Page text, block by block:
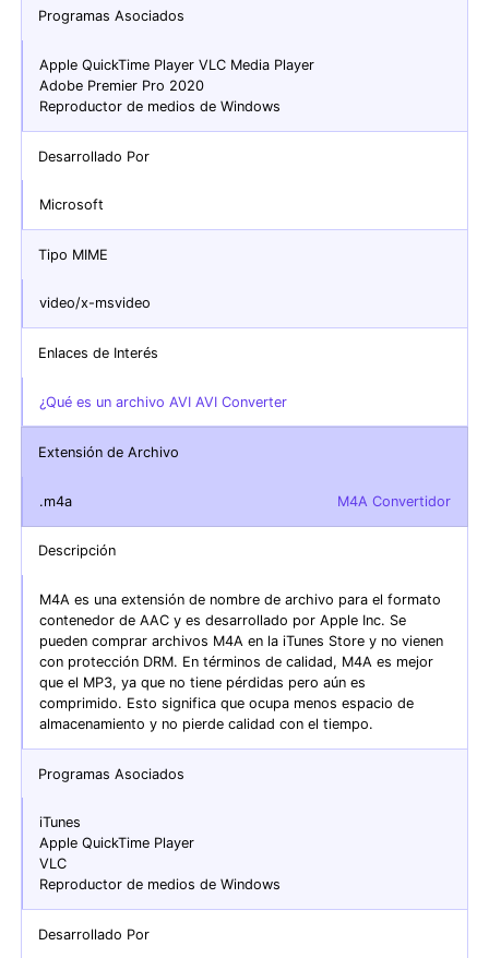
Programas Asociados
Apple QuickTime Player VLC Media Player
Adobe Premier Pro 2020
Reproductor de medios de Windows
Desarrollado Por
Microsoft
Tipo MIME
video/x-msvideo
Enlaces de Interés
¿Qué es un archivo AVI AVI Converter
Extensión de Archivo
.m4a M4A Convertidor
Descripción
M4A es una extensión de nombre de archivo para el formato
contenedor de AAC y es desarrollado por Apple Inc. Se
pueden comprar archivos M4A en la iTunes Store y no vienen
con protección DRM. En términos de calidad, M4A es mejor
que el MP3, ya que no tiene pérdidas pero aún es
comprimido. Esto significa que ocupa menos espacio de
almacenamiento y no pierde calidad con el tiempo.
Programas Asociados
iTunes
Apple QuickTime Player
VLC
Reproductor de medios de Windows
Desarrollado Por